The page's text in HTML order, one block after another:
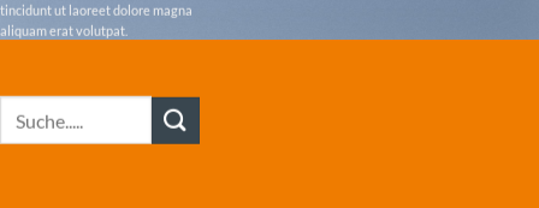
tincidunt ut laoreet dolore magna
aliquam erat volutpat.